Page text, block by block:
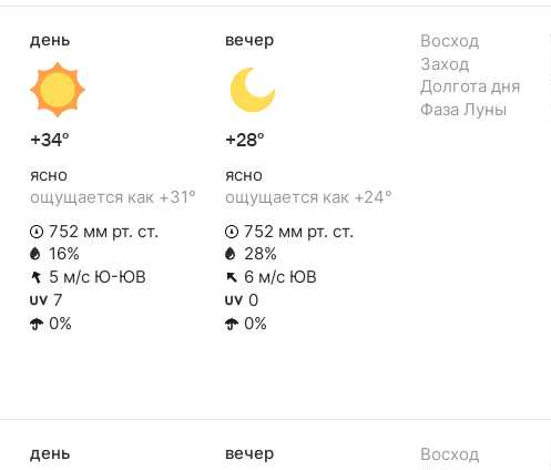
день
+34°
ясно
ощущается как +31°
752 мм рт. ст.
16%
5 м/с Ю-ЮВ
7
0%
вечер
+28°
ясно
ощущается как +24°
752 мм рт. ст.
28%
6 м/с ЮВ
0
0%
Восход
Заход
Долгота дня
Фаза Луны
день вечер Восход